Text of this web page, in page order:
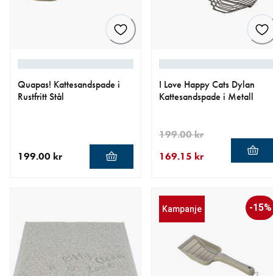
Quapas! Kattesandspade i
Rustfritt Stål
199.00 kr
I Love Happy Cats Dylan
Kattesandspade i Metall
169.15 kr
199.00 kr
Kampanje -15%